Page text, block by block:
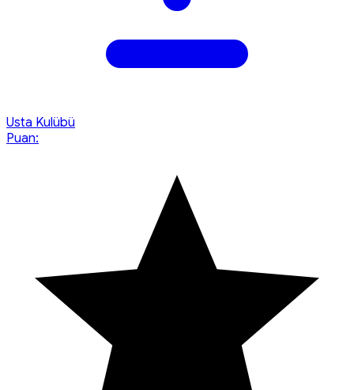
Usta Kulübü
Puan: